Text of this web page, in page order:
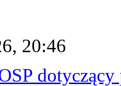
20:46